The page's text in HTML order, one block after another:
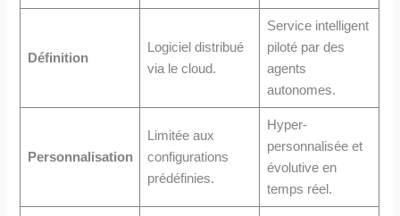
Définition
Logiciel distribué
via le cloud.
Service intelligent
piloté par des
agents
autonomes.
Personnalisation
Limitée aux
configurations
prédéfinies.
Hyper-
personnalisée et
évolutive en
temps réel.